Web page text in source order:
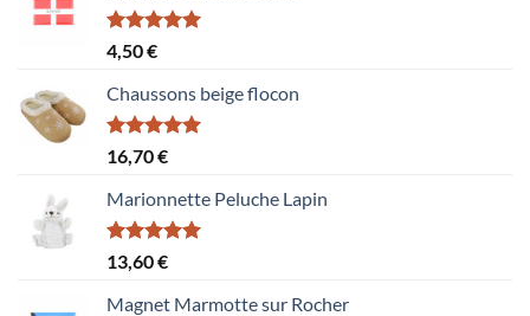
Note5.00
sur 5
4,50€
Chaussons beige flocon
Note5.00
sur 5
16,70€
Marionnette Peluche Lapin
Note5.00
sur 5
13,60€
Magnet Marmotte sur Rocher